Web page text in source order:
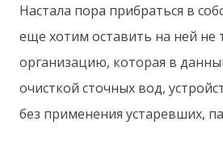
Настала пора прибраться в
еще хотим оставить на ней
организацию, которая в
очисткой сточных вод,
без применения устаревших,